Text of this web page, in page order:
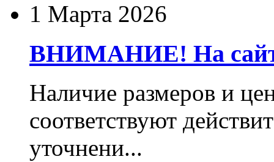
1 Марта 2026
ВНИМАНИЕ! На сайте
Наличие размеров и
соответствуют
уточнени...